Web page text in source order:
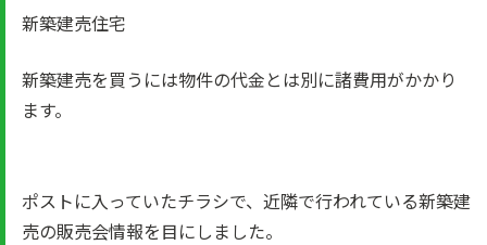
新築建売住宅
新築建売を買うには物件の代金とは別に諸費用がかかり
ます。
ポストに入っていたチラシで、近隣で行われている新築建
売の販売会情報を目にしました。